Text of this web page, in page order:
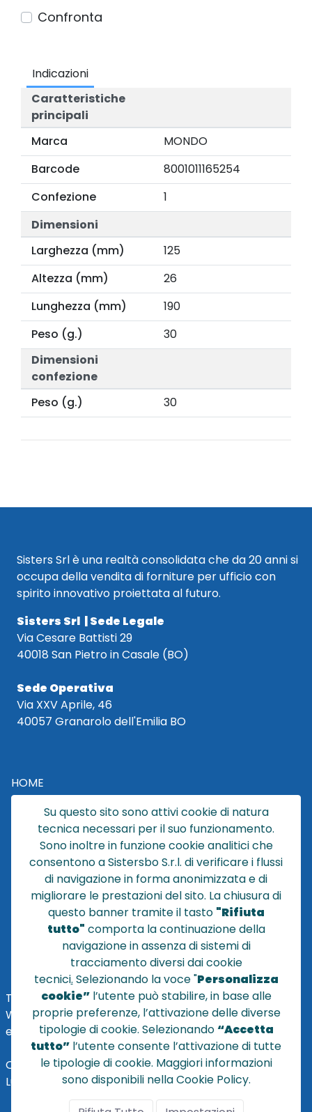
Confronta
Indicazioni
Caratteristiche
principali
Marca
MONDO
Barcode
8001011165254
Confezione
1
Dimensioni
Larghezza (mm)
125
Altezza (mm)
26
Lunghezza (mm)
190
Peso (g.)
30
Dimensioni
confezione
Peso (g.)
30
Sisters Srl è una realtà consolidata che da 20 anni si
occupa della vendita di forniture per ufficio con
spirito innovativo proiettata al futuro.
Sisters Srl | Sede Legale
Via Cesare Battisti 29
40018 San Pietro in Casale (BO)
Sede Operativa
Via XXV Aprile, 46
40057 Granarolo dell'Emilia BO
HOME
CATALOGO
CHI SIAMO
NEWS
CONTATTACI
CONDIZIONI DI VENDITA
POLICY PRIVACY
NOTE LEGALI
TEL
+39 051 320210
WHATSAPP:+39345 7201724
eMai
vendite@sistersbo.it
Orari Uffici:
Lun - Ven: 08:30 - 18:00
Su questo sito sono attivi cookie di natura
tecnica necessari per il suo funzionamento.
Sono inoltre in funzione cookie analitici che
consentono a Sistersbo S.r.l. di verificare i flussi
di navigazione in forma anonimizzata e di
migliorare le prestazioni del sito. La chiusura di
questo banner tramite il tasto "Rifiuta
tutto" comporta la continuazione della
navigazione in assenza di sistemi di
tracciamento diversi dai cookie
tecnici. Selezionando la voce "Personalizza
cookie”l’utente può stabilire, in base alle
proprie preferenze, l’attivazione delle diverse
tipologie di cookie. Selezionando “Accetta
tutto” l’utente consente l’attivazione di tutte
le tipologie di cookie. Maggiori informazioni
sono disponibili nella Cookie Policy.